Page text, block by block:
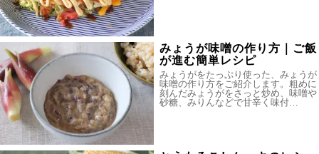
みょうが味噌の作り方｜ご飯
が進む簡単レシピ
みょうがをたっぷり使った、みょうが
味噌の作り方をご紹介します。粗めに
刻んだみょうがをさっと炒め、味噌や
砂糖、みりんなどで甘辛く味付…